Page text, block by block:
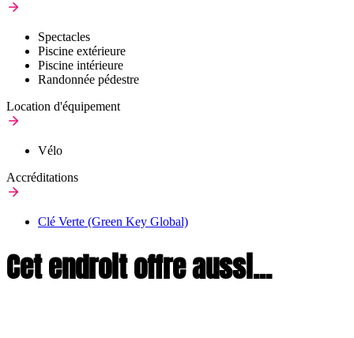
Spectacles
Piscine extérieure
Piscine intérieure
Randonnée pédestre
Location d'équipement
Vélo
Accréditations
Clé Verte (Green Key Global)
Cet endroit offre aussi...